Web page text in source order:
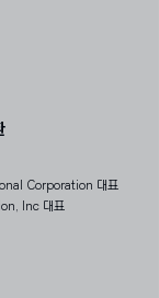
Corporation 대표
Inc 대표